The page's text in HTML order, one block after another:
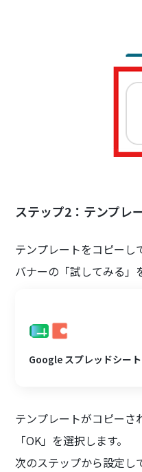
ステップ2：テンプレ
テンプレートをコピーし
バナーの「試してみる」
Google スプレッドシー
テンプレートがコピーさ
「OK」を選択します。
次のステップから設定し